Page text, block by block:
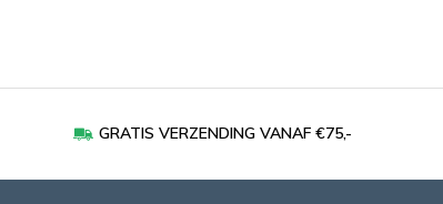
GRATIS VERZENDING VANAF €75,-